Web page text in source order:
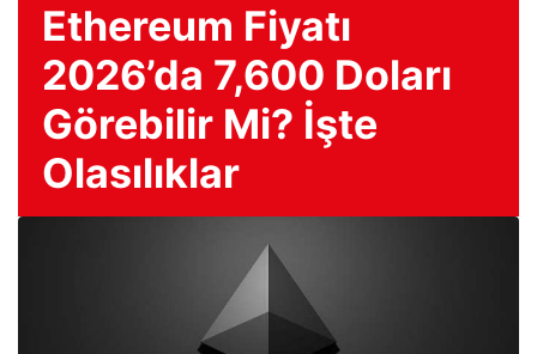
Ethereum Fiyatı
2026’da 7,600 Doları
Görebilir Mi? İşte
Olasılıklar